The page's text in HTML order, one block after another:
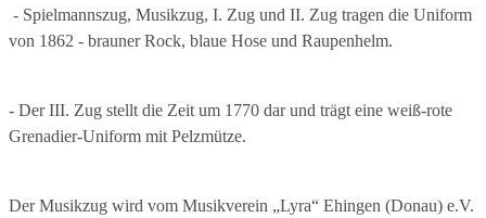
- Spielmannszug, Musikzug, I. Zug und II. Zug tragen die Uniform
von 1862 - brauner Rock, blaue Hose und Raupenhelm.
- Der III. Zug stellt die Zeit um 1770 dar und trägt eine weiß-rote
Grenadier-Uniform mit Pelzmütze.
Der Musikzug wird vom Musikverein „Lyra“ Ehingen (Donau) e.V.